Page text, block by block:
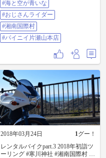
際村 #パイニイ片瀬山本店
#海と空が青いな
#おじさんライダー
#湘南国際村
#パイニイ片瀬山本店
2018年03月24日 1グー！
レンタルバイクpart.3 2018年初詣ツ
ーリング #寒川神社 #湘南国際村 #